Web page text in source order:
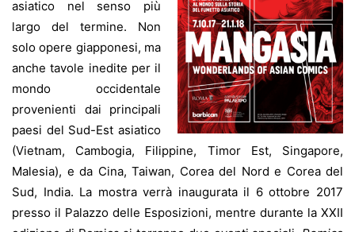
asiatico nel senso più
largo del termine. Non
solo opere giapponesi, ma
anche tavole inedite per il
mondo occidentale
provenienti dai principali
paesi del Sud-Est asiatico
(Vietnam, Cambogia, Filippine, Timor Est, Singapore,
Malesia), e da Cina, Taiwan, Corea del Nord e Corea del
Sud, India. La mostra verrà inaugurata il 6 ottobre 2017
presso il Palazzo delle Esposizioni, mentre durante la XXII